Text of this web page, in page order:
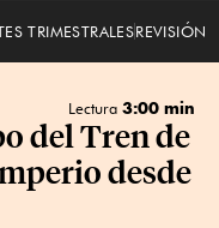
TRIMESTRALESREVISIÓN
Lectura 3:00 min
del Tren de
desde